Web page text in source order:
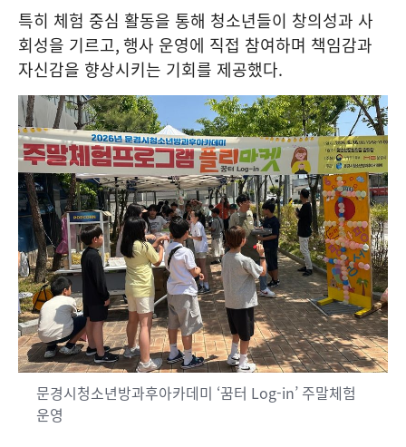
특히 체험 중심 활동을 통해 청소년들이 창의성과 사
회성을 기르고,행사 운영에 직접 참여하며 책임감과
자신감을 향상시키는 기회를 제공했다.
문경시청소년방과후아카데미 ‘꿈터 Log-in’ 주말체험
운영